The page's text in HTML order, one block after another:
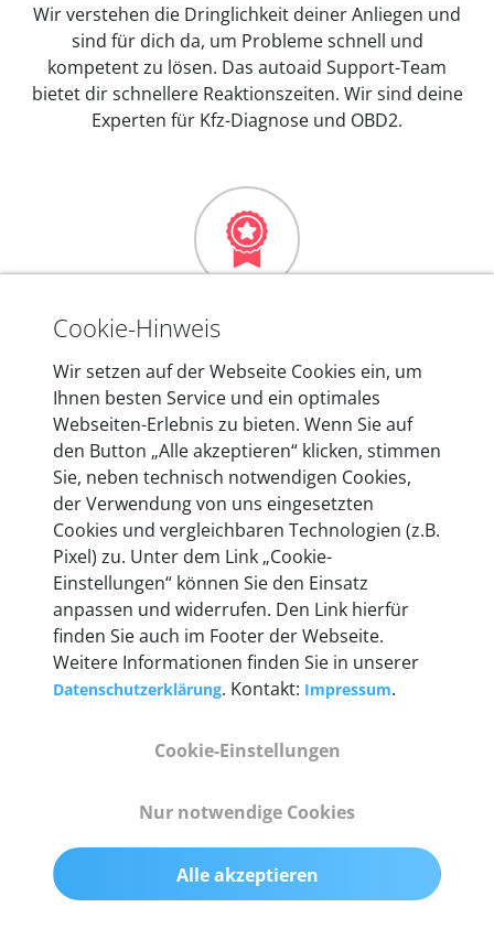
Wir verstehen die Dringlichkeit deiner Anliegen und
sind für dich da, um Probleme schnell und
kompetent zu lösen. Das autoaid Support-Team
bietet dir schnellere Reaktionszeiten. Wir sind deine
Experten für Kfz-Diagnose und OBD2.
Mehr als 10 Jahre Erfahrung
In den Kfz-Diagnosegeräten von autoaid stecken
mehr als 10 Jahre Erfahrung, und auch in Zukunft
entwickeln wir unsere Produkte am Standort in
Berlin laufend weiter. Auf diese Qualität vertrauen
heute mehr als 60.000 Privatkunden und
Unternehmen.
Technische Details &
Lieferumfang
Abmessungen
Gewicht
200 g
Cookie-Hinweis
Wir setzen auf der Webseite Cookies ein, um
Ihnen besten Service und ein optimales
Webseiten-Erlebnis zu bieten. Wenn Sie auf
den Button „Alle akzeptieren“ klicken, stimmen
Sie, neben technisch notwendigen Cookies,
der Verwendung von uns eingesetzten
Cookies und vergleichbaren Technologien (z.B.
Pixel) zu. Unter dem Link „Cookie-
Einstellungen“ können Sie den Einsatz
anpassen und widerrufen. Den Link hierfür
finden Sie auch im Footer der Webseite.
Weitere Informationen finden Sie in unserer
Datenschutzerklärung. Kontakt: Impressum.
Cookie-Einstellungen
Nur notwendige Cookies
Alle akzeptieren